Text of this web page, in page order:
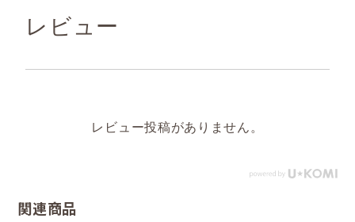
レビュー
レビュー投稿がありません。
関連商品